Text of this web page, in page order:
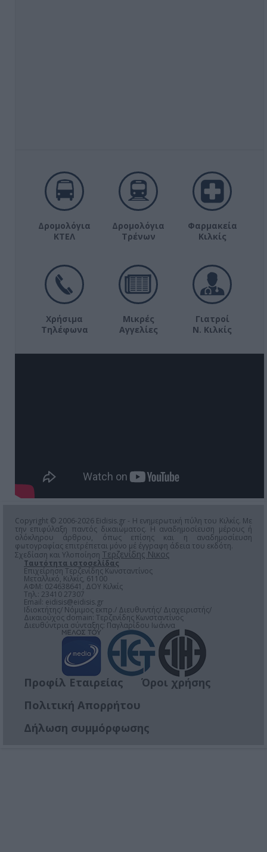
Δρομολόγια
ΚΤΕΛ
Δρομολόγια
Τρένων
Φαρμακεία
Κιλκίς
Χρήσιμα
Τηλέφωνα
Μικρές
Αγγελίες
Γιατροί
Ν. Κιλκίς
Copyright © 2006-2026 Eidisis.gr - Η ενημερωτική πύλη του Κιλκίς. Με
την επιφύλαξη παντός δικαιώματος. Η αναδημοσίευση μέρους ή
ολόκληρου άρθρου, όπως επίσης και η αναδημοσίευση
φωτογραφίας επιτρέπεται μόνο μέ έγγραφη άδεια του εκδότη.
Σχεδίαση και Υλοποίηση Τερζενίδης Νικος
Ταυτότητα ιστοσελίδας
Επιχείρηση Τερζενίδης Κωνσταντίνος
Μεταλλικό, Κιλκίς, 61100
ΑΦΜ: 024638641, ΔΟΥ Κιλκίς
Τηλ.: 23410 27307
Email: eidisis@eidisis.gr
Ιδιοκτήτης/ Νόμιμος εκπρ./ Διευθυντής/ Διαχειριστής/
Δικαιούχος domain: Τερζενίδης Κωνσταντίνος
Διευθύντρια σύνταξης: Παγλαρίδου Ιωάννα
Προφίλ Εταιρείας
Όροι χρήσης
Πολιτική Απορρήτου
Δήλωση συμμόρφωσης